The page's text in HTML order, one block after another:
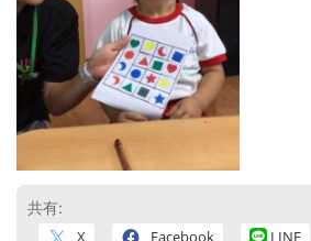
共有:
X Facebook LINE